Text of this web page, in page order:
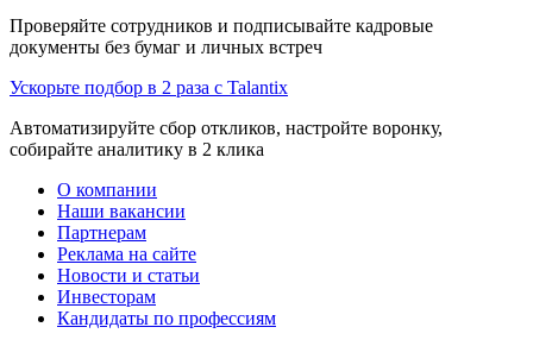
Проверяйте сотрудников и подписывайте кадровые
документы без бумаг и личных встреч
Ускорьте подбор в 2 раза с Talantix
Автоматизируйте сбор откликов, настройте воронку,
собирайте аналитику в 2 клика
О компании
Наши вакансии
Партнерам
Реклама на сайте
Новости и статьи
Инвесторам
Кандидаты по профессиям